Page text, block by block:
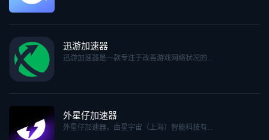
迅游加速器
迅游加速器是一款专注于改善游戏网络状况的...
外星仔加速器
外星仔加速器，由星宇宙（上海）智能科技有...